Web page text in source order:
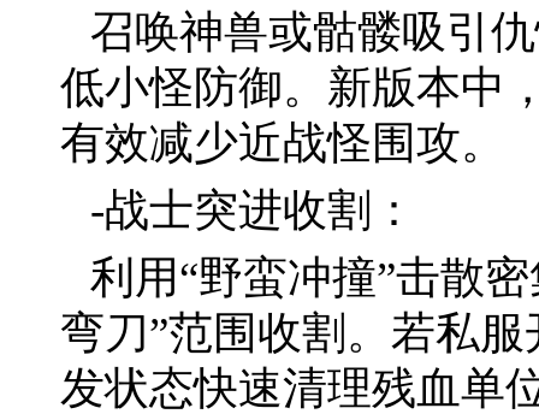
召唤神兽或骷髅吸引
低小怪防御。新版本中
有效减少近战怪围攻。
-战士突进收割：
利用“野蛮冲撞”击散
弯刀”范围收割。若私
发状态快速清理残血单